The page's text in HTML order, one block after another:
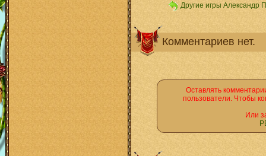
Другие игры Александр
Комментариев нет.
Оставлять
пользователи. Чтобы
Или